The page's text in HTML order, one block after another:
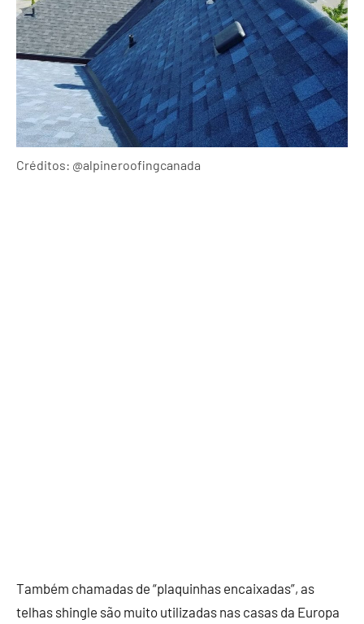
Créditos: @alpineroofingcanada
Também chamadas de “plaquinhas encaixadas”, as
telhas shingle são muito utilizadas nas casas da Europa